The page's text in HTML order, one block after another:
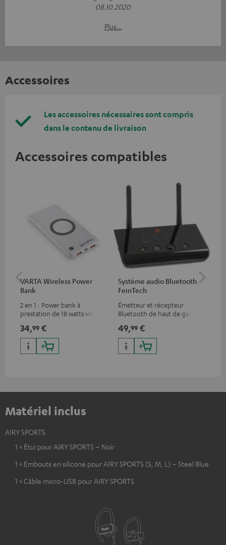
08.10.2020
Plus…
Accessoires
Les accessoires nécessaires sont compris
dans le contenu de livraison
Accessoires compatibles
VARTA Wireless Power
Bank
2 en 1 : Power bank à
prestation de 18 watts via USB
jusqu’à 10 watts
34,99 €
Système audio Bluetooth
FeinTech
Émetteur et récepteur
Bluetooth de haut de gamme,
casques ou systèmes complets
Bluetooth et barres de son
Teufel
49,99 €
Matériel inclus
AIRY SPORTS
1 × Etui pour AIRY SPORTS – Noir
1 × Embouts en silicone pour AIRY SPORTS (S, M, L) – Steel Blue
1 × Câble micro-USB pour AIRY SPORTS